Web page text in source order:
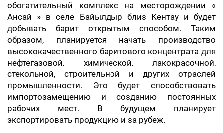
обогатительный комплекс на месторождении «
Ансай » в селе Байылдыр близ Кентау и будет
добывать барит открытым способом. Таким
образом, планируется начать производство
высококачественного баритового концентрата для
нефтегазовой, химической, лакокрасочной,
стекольной, строительной и других отраслей
промышленности. Это будет способствовать
импортозамещению и созданию постоянных
рабочих мест. В будущем планирует
экспортировать продукцию и за рубеж.